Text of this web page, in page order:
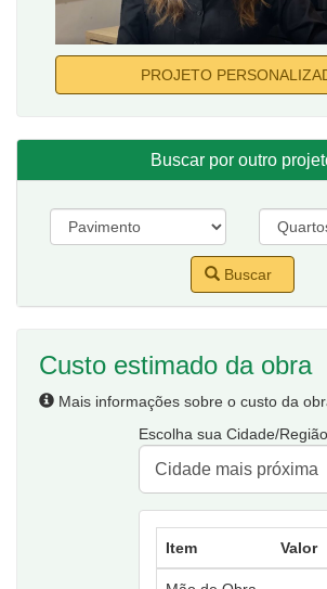
PROJETO
Buscar por outro
Buscar
Custo estimado da obra
Mais informações sobre o custo da
Escolha sua Cidade/Região
Item Valor